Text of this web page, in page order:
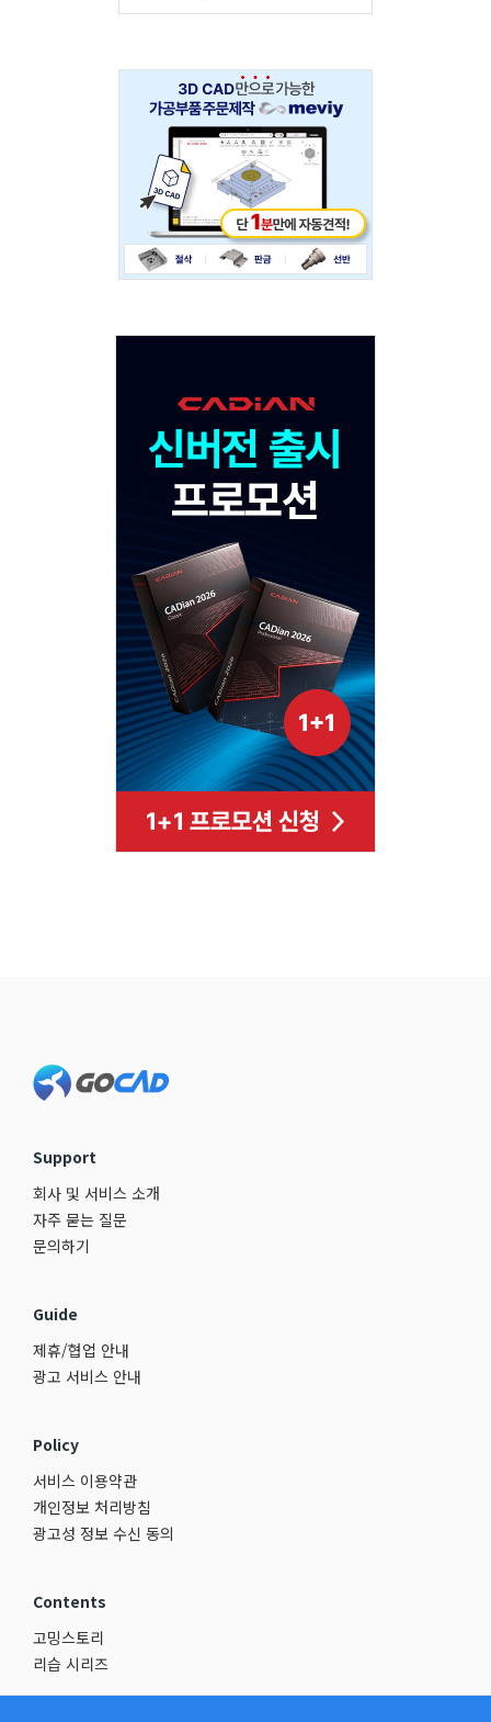
Support
회사 및 서비스 소개
자주 묻는 질문
문의하기
Guide
제휴/협업 안내
광고 서비스 안내
Policy
서비스 이용약관
개인정보 처리방침
광고성 정보 수신 동의
Contents
고밍스토리
리습 시리즈